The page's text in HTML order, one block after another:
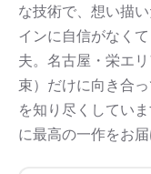
な技術で、想い描
インに自信がなく
夫。名古屋・栄エ
束）だけに向き合
を知り尽くしてい
に最高の一作をお届